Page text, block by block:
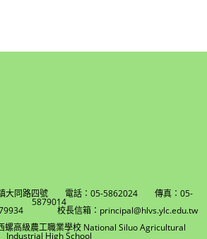
鎮大同路四號 電話：05-5862024 傳真：05-
5879014
校長信箱：principal@hlvs.ylc.edu.tw
螺高級農工職業學校 National Siluo Agricultural
Industrial High School